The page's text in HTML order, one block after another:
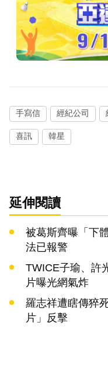
手寫信 經紀公司
喜訊 韓星
延伸閱讀
被葛斯齊曝「下
法已報警
TWICE子瑜、許
片曝光網氣炸
羅志祥遭瞎傳猝
片」反擊